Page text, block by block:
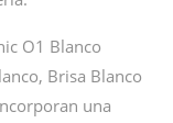
O1 Blanco
Brisa Blanco
una